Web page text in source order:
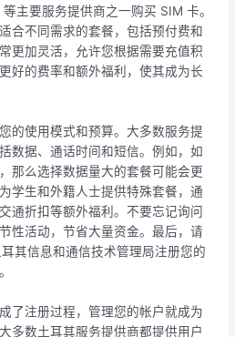
主要服务提供商之一购买 SIM 卡。
合不同需求的套餐，包括预付费和
更加灵活，允许您根据需要充值积
好的费率和额外福利，使其成为长
的使用模式和预算。大多数服务提
数据、通话时间和短信。例如，如
那么选择数据量大的套餐可能会更
学生和外籍人士提供特殊套餐，通
通折扣等额外福利。不要忘记询问
性活动，节省大量资金。最后，请
其信息和通信技术管理局注册您的
了注册过程，管理您的帐户就成为
多数土耳其服务提供商都提供用户